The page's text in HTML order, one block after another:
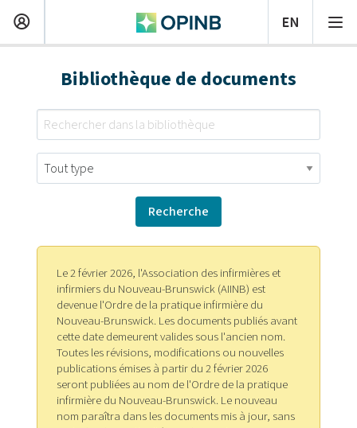
Bibliothèque de documents
Le 2 février 2026, l'Association des infirmières et
infirmiers du Nouveau-Brunswick (AIINB) est
devenue l'Ordre de la pratique infirmière du
Nouveau-Brunswick. Les documents publiés avant
cette date demeurent valides sous l'ancien nom.
Toutes les révisions, modifications ou nouvelles
publications émises à partir du 2 février 2026
seront publiées au nom de l'Ordre de la pratique
infirmière du Nouveau-Brunswick. Le nouveau
nom paraîtra dans les documents mis à jour, sans